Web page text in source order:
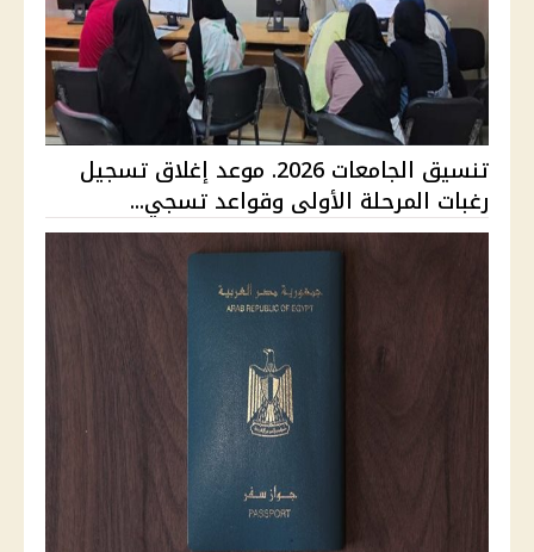
تنسيق الجامعات 2026. موعد إغلاق تسجيل
رغبات المرحلة الأولى وقواعد تسجي...